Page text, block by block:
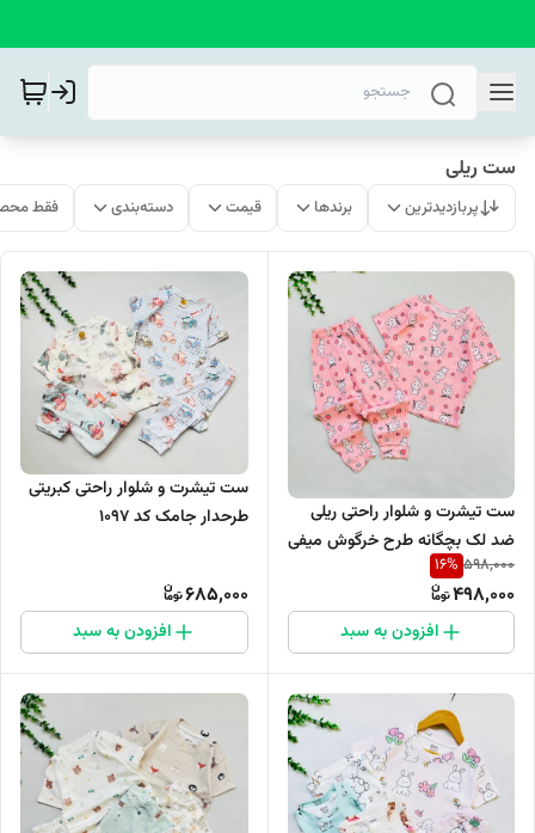
ست ریلی
پربازدیدترین برندها قیمت دسته‌بندی فقط
ست تیشرت و شلوار راحتی ریلی
ضد لک بچگانه طرح خرگوش میفی
کد 1035
598,000
16%
498,000
افزودن به سبد
ست تیشرت و شلوار راحتی کبریتی
طرحدار جامک کد 1097
685,000
افزودن به سبد